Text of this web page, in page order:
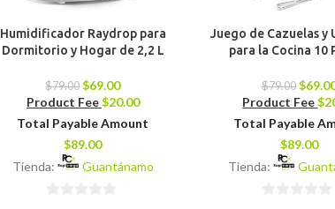
Humidificador Raydrop para
Dormitorio y Hogar de 2,2 L
$79.00 $69.00
Product Fee$20.00
Total Payable Amount
$89.00
Tienda:
Guantánamo
Juego de Cazuelas y
para la Cocina 10
$79.00 $
Product Fee$
Total Payable
$89.00
Tienda: